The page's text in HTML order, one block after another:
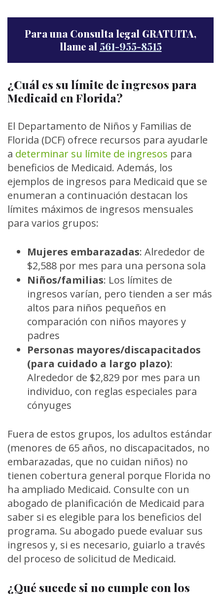
Para una Consulta legal GRATUITA,
llame al 561-955-8515
¿Cuál es su límite de ingresos para
Medicaid en Florida?
El Departamento de Niños y Familias de
Florida (DCF) ofrece recursos para ayudarle
a determinar su límite de ingresos para
beneficios de Medicaid. Además, los
ejemplos de ingresos para Medicaid que se
enumeran a continuación destacan los
límites máximos de ingresos mensuales
para varios grupos:
Mujeres embarazadas: Alrededor de
$2,588 por mes para una persona sola
Niños/familias: Los límites de
ingresos varían, pero tienden a ser más
altos para niños pequeños en
comparación con niños mayores y
padres
Personas mayores/discapacitados
(para cuidado a largo plazo):
Alrededor de $2,829 por mes para un
individuo, con reglas especiales para
cónyuges
Fuera de estos grupos, los adultos estándar
(menores de 65 años, no discapacitados, no
embarazadas, que no cuidan niños) no
tienen cobertura general porque Florida no
ha ampliado Medicaid. Consulte con un
abogado de planificación de Medicaid para
saber si es elegible para los beneficios del
programa. Su abogado puede evaluar sus
ingresos y, si es necesario, guiarlo a través
del proceso de solicitud de Medicaid.
¿Qué sucede si no cumple con los